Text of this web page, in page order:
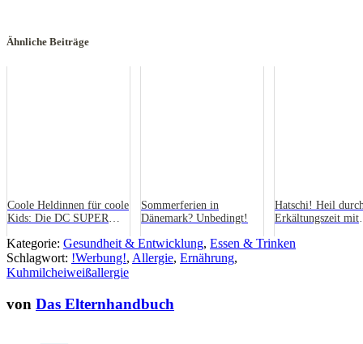
Ähnliche Beiträge
Coole Heldinnen für coole
Kids: Die DC SUPER
Sommerferien in
Dänemark? Unbedingt!
Hatschi! Heil
Erkältungszeit mit
Kategorie: Gesundheit & Entwicklung, Essen & Trinken
Schlagwort: !Werbung!, Allergie, Ernährung,
Kuhmilcheiweißallergie
von Das Elternhandbuch